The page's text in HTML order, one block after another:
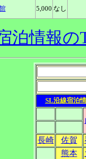
5,000 なし
泊情報の
SL沿線宿泊
長崎
佐賀
熊本